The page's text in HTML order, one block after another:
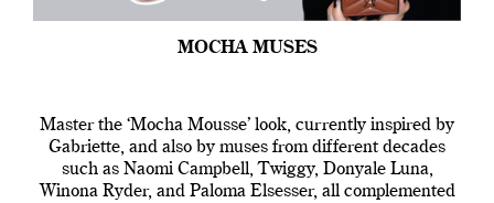
MOCHA MUSES
Master the ‘Mocha Mousse’ look, currently inspired by
Gabriette, and also by muses from different decades
such as Naomi Campbell, Twiggy, Donyale Luna,
Winona Ryder, and Paloma Elsesser, all complemented